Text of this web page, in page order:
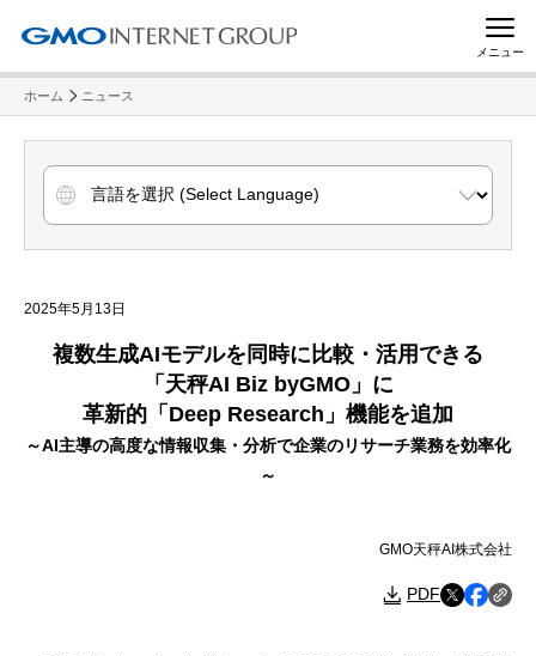
メニュー
ホーム ニュース
2025年5月13日
複数生成AIモデルを同時に比較・活用できる
「天秤AI Biz byGMO」に
革新的「Deep Research」機能を追加
～AI主導の高度な情報収集・分析で企業のリサーチ業務を効率化
～
GMO天秤AI株式会社
PDF